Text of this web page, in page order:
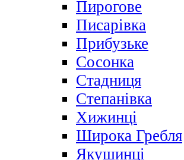
Пирогове
Писарівка
Прибузьке
Сосонка
Стадниця
Степанівка
Хижинці
Широка Гребля
Якушинці